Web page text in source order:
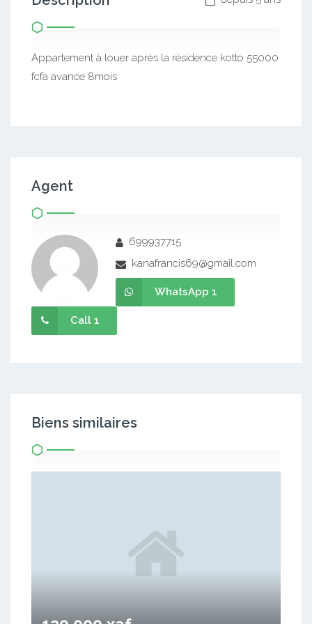
Appartement à louer après la résidence kotto 55000
fcfa avance 8mois
Agent
699937715
kanafrancis69@gmail.com
WhatsApp 1
Call 1
Biens similaires